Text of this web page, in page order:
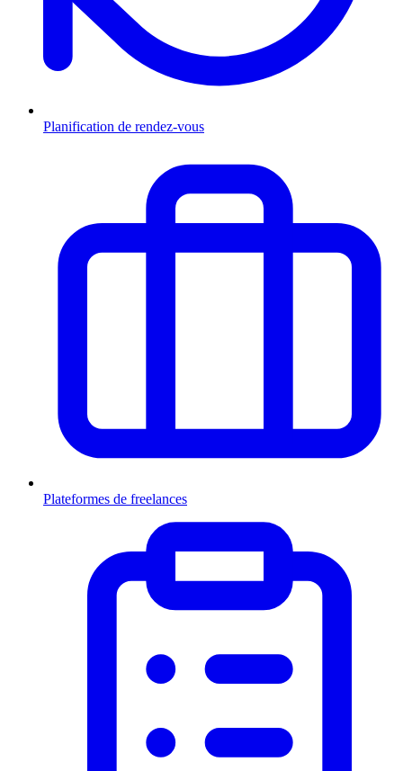
Planification de rendez-vous
Plateformes de freelances